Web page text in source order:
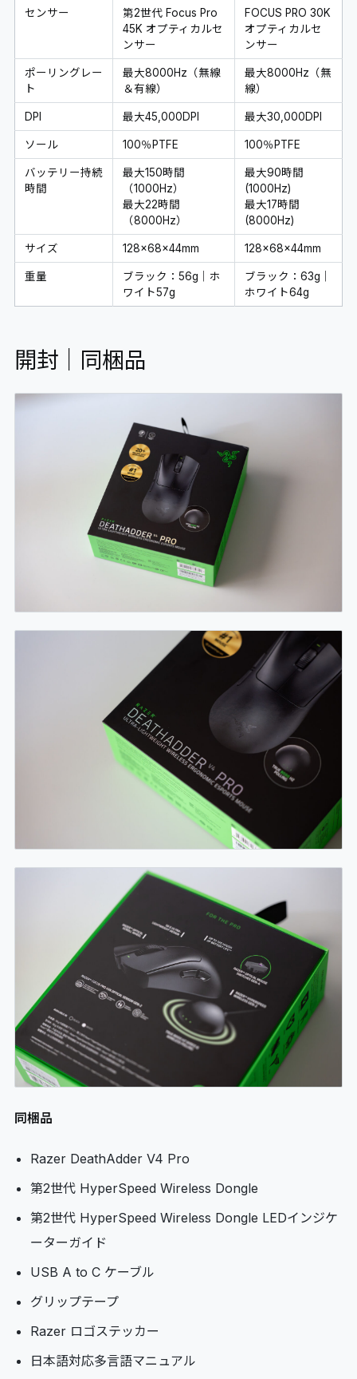
センサー
第2世代 Focus Pro
45K オプティカルセ
ンサー
FOCUS PRO 30K
オプティカルセ
ンサー
ポーリングレー
ト
最大8000Hz（無線
＆有線）
最大8000Hz（無
線）
DPI 最大45,000DPI 最大30,000DPI
ソール 100％PTFE 100％PTFE
バッテリー持続
時間
最大150時間
（1000Hz）
最大22時間
（8000Hz）
最大90時間
(1000Hz)
最大17時間
(8000Hz)
サイズ 128×68×44mm 128×68×44mm
重量
ブラック：56g｜ホ
ワイト57g
ブラック：63g｜
ホワイト64g
開封｜同梱品
同梱品
Razer DeathAdder V4 Pro
第2世代 HyperSpeed Wireless Dongle
第2世代 HyperSpeed Wireless Dongle LEDインジケ
ーターガイド
USB A to C ケーブル
グリップテープ
Razer ロゴステッカー
日本語対応多言語マニュアル